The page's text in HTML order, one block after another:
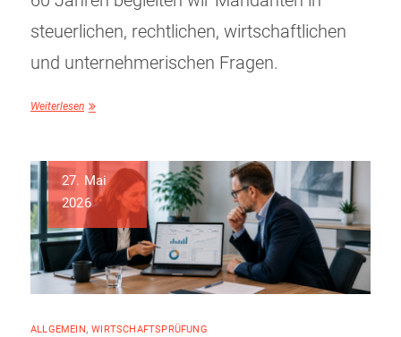
steuerlichen, rechtlichen, wirtschaftlichen
und unternehmerischen Fragen.
Weiterlesen
27. Mai
2026
ALLGEMEIN,WIRTSCHAFTSPRÜFUNG